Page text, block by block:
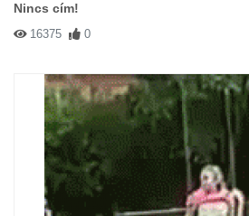
Nincs cím!
16375 0